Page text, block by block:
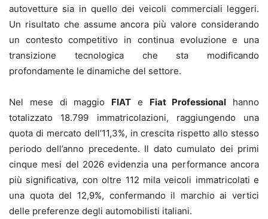
autovetture sia in quello dei veicoli commerciali leggeri.
Un risultato che assume ancora più valore considerando
un contesto competitivo in continua evoluzione e una
transizione tecnologica che sta modificando
profondamente le dinamiche del settore.
Nel mese di maggio FIAT e Fiat Professional hanno
totalizzato 18.799 immatricolazioni, raggiungendo una
quota di mercato dell’11,3%, in crescita rispetto allo stesso
periodo dell’anno precedente. Il dato cumulato dei primi
cinque mesi del 2026 evidenzia una performance ancora
più significativa, con oltre 112 mila veicoli immatricolati e
una quota del 12,9%, confermando il marchio ai vertici
delle preferenze degli automobilisti italiani.